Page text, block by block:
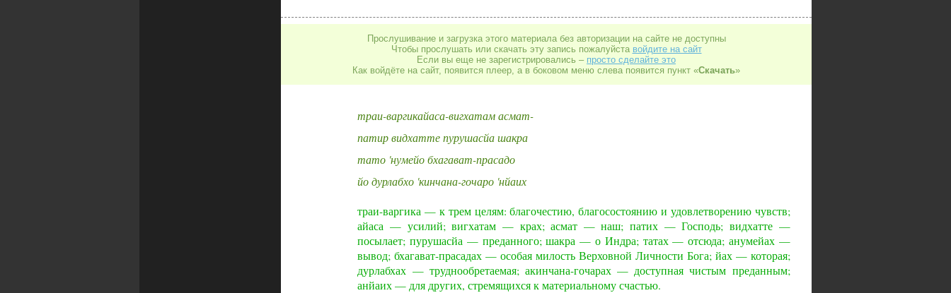
Прослушивание и загрузка этого материала без авторизации на сайте не доступны
Чтобы прослушать или скачать эту запись пожалуйста войдите на сайт
Если вы еще не зарегистрировались – просто сделайте это
Как войдёте на сайт, появится плеер, а в боковом меню слева появится пункт «Скачать»
траи-варгикайаса-вигхатам асмат-
патир видхатте пурушасйа шакра
тато 'нумейо бхагават-прасадо
йо дурлабхо 'кинчана-гочаро 'нйаих
траи-варгика — к трем целям: благочестию, благосостоянию и удовлетворению чувств;
айаса — усилий; вигхатам — крах; асмат — наш; патих — Господь; видхатте —
посылает; пурушасйа — преданного; шакра — о Индра; татах — отсюда; анумейах —
вывод; бхагават-прасадах — особая милость Верховной Личности Бога; йах — которая;
дурлабхах — труднообретаемая; акинчана-гочарах — доступная чистым преданным;
анйаих — для других, стремящихся к материальному счастью.